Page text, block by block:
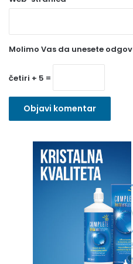
z
n
o
Molimo Vas da unesete
četiri + 5 =